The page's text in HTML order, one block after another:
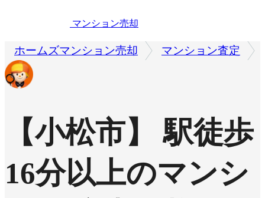
マンション売却
ホームズマンション売却 マンション査定
【小松市】 駅徒歩
16分以上のマンシ